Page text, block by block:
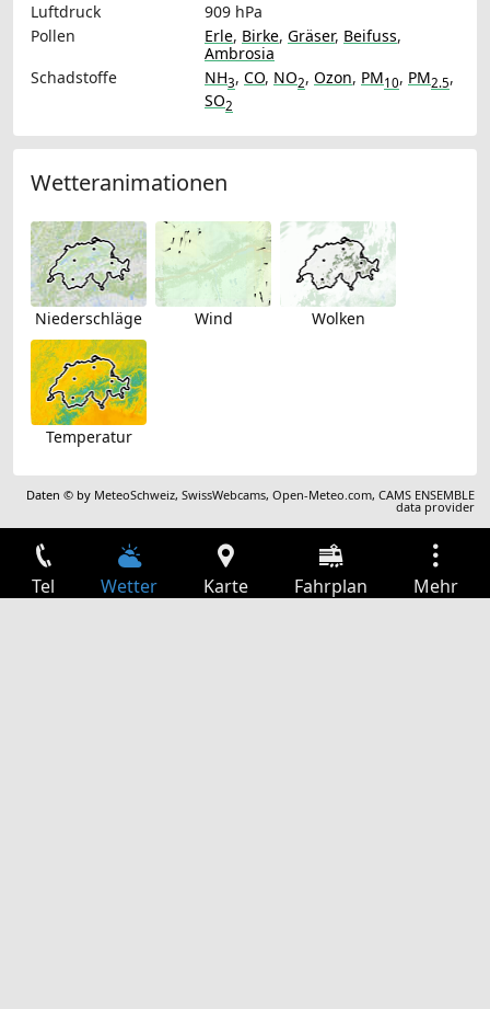
Luftdruck
909 hPa
Pollen
Erle, Birke, Gräser, Beifuss,
Ambrosia
Schadstoffe
NH3, CO, NO2, Ozon, PM10, PM2.5,
SO2
Wetteranimationen
Niederschläge Wind Wolken
Temperatur
Daten © by MeteoSchweiz,SwissWebcams,Open-Meteo.com,CAMS ENSEMBLE
data provider
Tel Wetter Karte Fahrplan Mehr